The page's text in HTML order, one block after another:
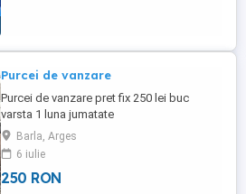
Purcei de vanzare
Purcei de vanzare pret fix 250 lei buc
varsta 1 luna jumatate
Barla, Arges
6 iulie
250 RON